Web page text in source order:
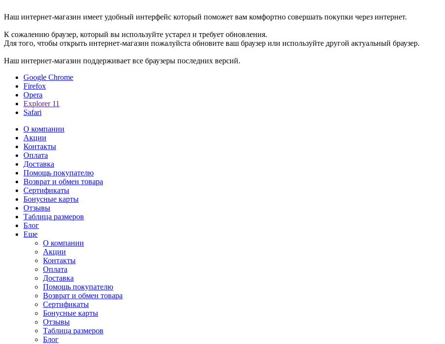
Наш интернет-магазин имеет удобный интерфейс который поможет вам комфортно совершать покупки через интернет.
К сожалению браузер, который вы используйте устарел и требует обновления.
Для того, чтобы открыть интернет-магазин пожалуйста обновите ваш браузер или используйте другой актуальный браузер.
Наш интернет-магазин поддерживает все браузеры последних версий.
Google Chrome
Firefox
Opera
Explorer 11
Safari
О компании
Акции
Контакты
Оплата
Доставка
Помощь покупателю
Возврат и обмен товара
Сертификаты
Бонусные карты
Отзывы
Таблица размеров
Блог
Еще
О компании
Акции
Контакты
Оплата
Доставка
Помощь покупателю
Возврат и обмен товара
Сертификаты
Бонусные карты
Отзывы
Таблица размеров
Блог